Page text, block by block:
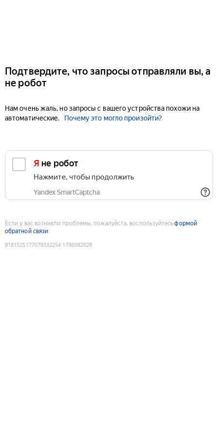
Подтвердите, что запросы отправляли вы, а
не робот
Нам очень жаль, но запросы с вашего устройства похожи на
автоматические.
Почему это могло произойти?
Я не робот
Нажмите, чтобы продолжить
Yandex SmartCaptcha
Если у вас возникли проблемы, пожалуйста, воспользуйтесьформой
обратной связи
9181525177079332254:1786082828